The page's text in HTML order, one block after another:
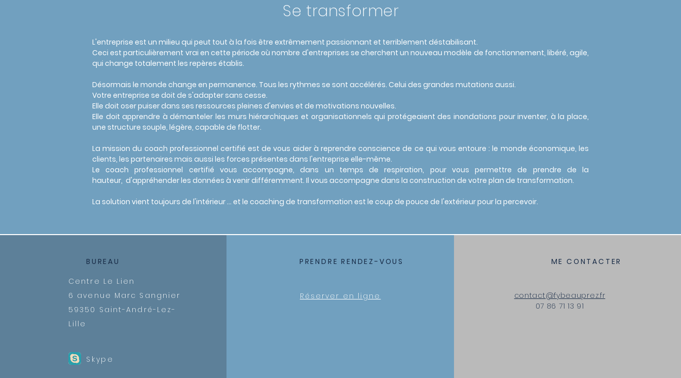
Se transformer
L'entreprise est un milieu qui peut tout à la fois être extrêmement passionnant et terriblement déstabilisant.
Ceci est particulièrement vrai en cette période où nombre d'entreprises se cherchent un nouveau modèle de fonctionnement, libéré, agile,
qui change totalement les repères établis.
Désormais le monde change en permanence. Tous les rythmes se sont accélérés. Celui des grandes mutations aussi.
Votre entreprise se doit de s'adapter sans cesse.
Elle doit oser puiser dans ses ressources pleines d'envies et de motivations nouvelles.
Elle doit apprendre à démanteler les murs hiérarchiques et organisationnels qui protégeaient des inondations pour inventer, à la place,
une structure souple, légère, capable de flotter.
La mission du coach professionnel certifié est de vous aider à reprendre conscience de ce qui vous entoure : le monde économique, les
clients, les partenaires mais aussi les forces présentes dans l'entreprise elle-même.
Le coach professionnel certifié vous accompagne, dans un temps de respiration, pour vous permettre de prendre de la
hauteur, d'appréhender les données à venir différemment. Il vous accompagne dans la construction de votre plan de transformation.
La solution vient toujours de l'intérieur … et le coaching de transformation est le coup de pouce de l'extérieur pour la percevoir.
BUREAU
Centre Le Lien
6 avenue Marc Sangnier
59350 Saint-André-Lez-
Lille
Skype
PRENDRE RENDEZ-VOUS
Réserver en ligne
ME CONTACTER
contact@fybeauprez.fr
07 86 71 13 91